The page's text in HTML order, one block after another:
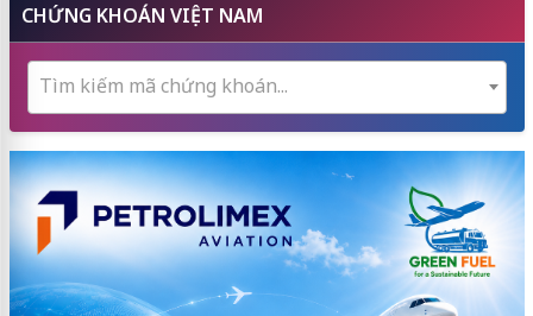
CHỨNG KHOÁN VIỆT NAM
Tìm kiếm mã chứng khoán...